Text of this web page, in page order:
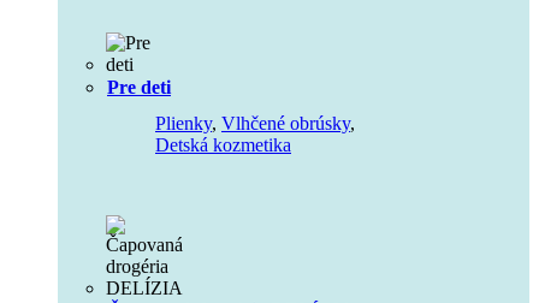
Pre deti
Plienky, Vlhčené obrúsky,
Detská kozmetika